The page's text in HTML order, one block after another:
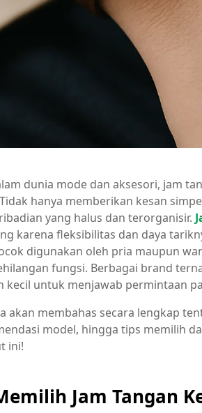
dunia mode dan aksesori, jam
hanya memberikan kesan
yang halus dan terorganisir.
karena fleksibilitas dan daya
digunakan oleh pria maupun
fungsi. Berbagai brand
kecil untuk menjawab permintaan
akan membahas secara lengkap
model, hingga tips memilih
ini!
Jam Tangan